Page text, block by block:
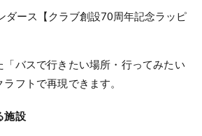
ダース【クラブ創設70周年記念ラッピ
「バスで行きたい場所・行ってみたい
フトで再現できます。
施設